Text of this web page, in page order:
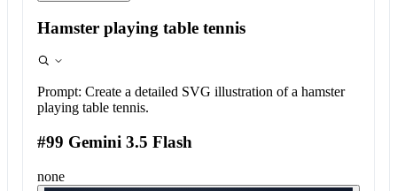
Hamster playing table tennis
Prompt: Create a detailed SVG illustration of a hamster
playing table tennis.
#99 Gemini 3.5 Flash
none